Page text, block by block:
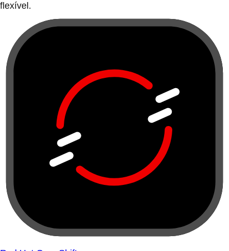
flexível.